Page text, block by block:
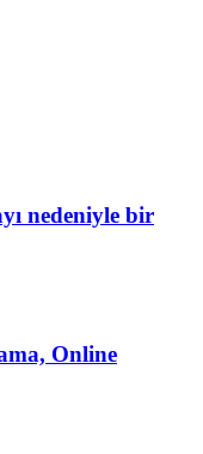
nedeniyle bir
Online